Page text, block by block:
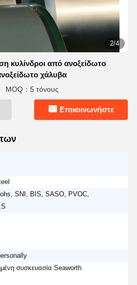
2/4
κυλίνδροι από ανοξείδωτο
χάλυβα
MOQ：5 τόνους
Επικοινωνήστε
SNI, BIS, SASO, PVOC,
συσκευασία Seaworth